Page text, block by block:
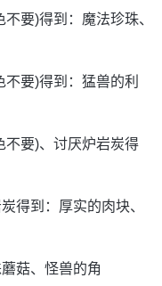
要)得到：魔法珍珠、
要)得到：猛兽的利
不要)、讨厌炉岩炭得
得到：厚实的肉块、
菇、怪兽的角